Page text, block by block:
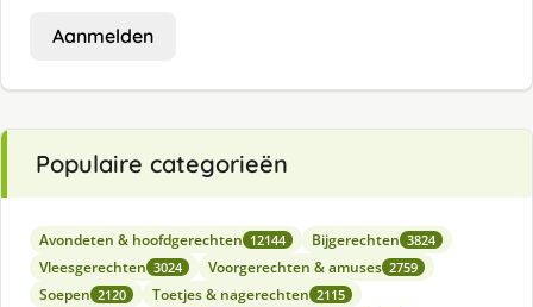
Aanmelden
Populaire categorieën
Avondeten & hoofdgerechten 12144 Bijgerechten 3824
Vleesgerechten 3024 Voorgerechten & amuses 2759
Soepen 2120 Toetjes & nagerechten 2115